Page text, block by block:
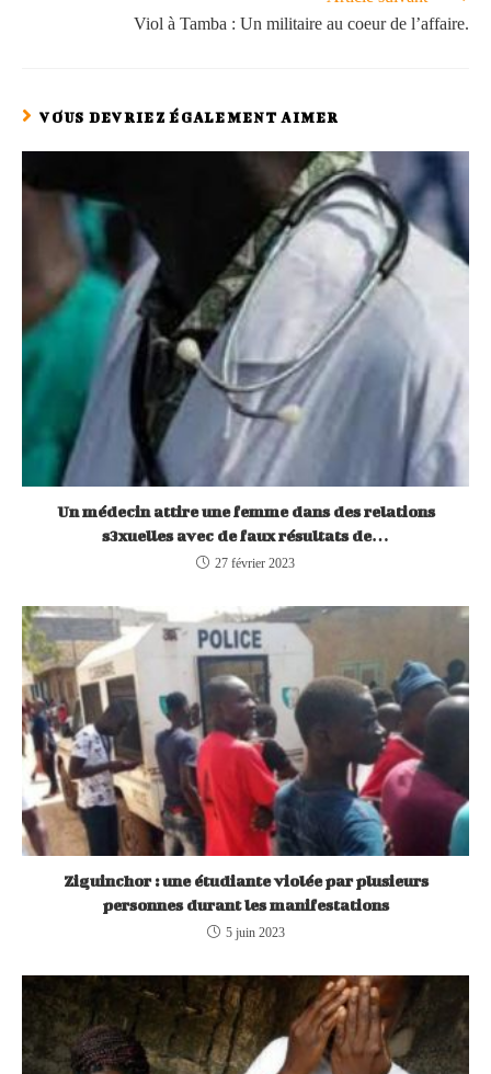
Viol à Tamba : Un militaire au coeur de l’affaire.
VOUS DEVRIEZ ÉGALEMENT AIMER
Un médecin attire une femme dans des relations
s3xuelles avec de faux résultats de…
27 février 2023
Ziguinchor : une étudiante violée par plusieurs
personnes durant les manifestations
5 juin 2023